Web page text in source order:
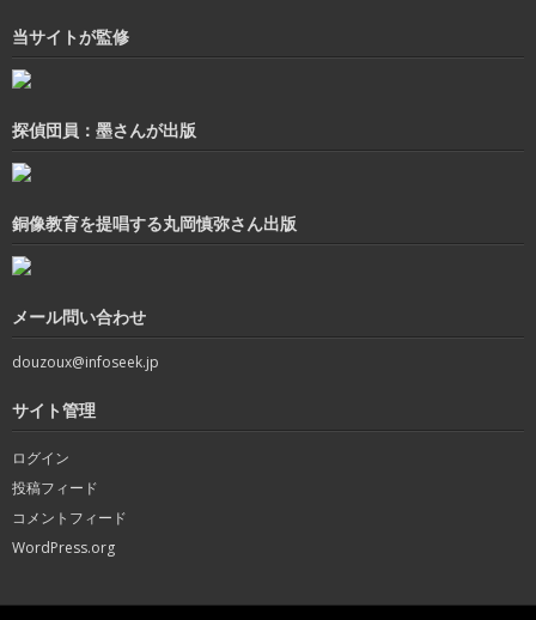
当サイトが監修
探偵団員：墨さんが出版
銅像教育を提唱する丸岡慎弥さん出版
メール問い合わせ
douzoux@infoseek.jp
サイト管理
ログイン
投稿フィード
コメントフィード
WordPress.org